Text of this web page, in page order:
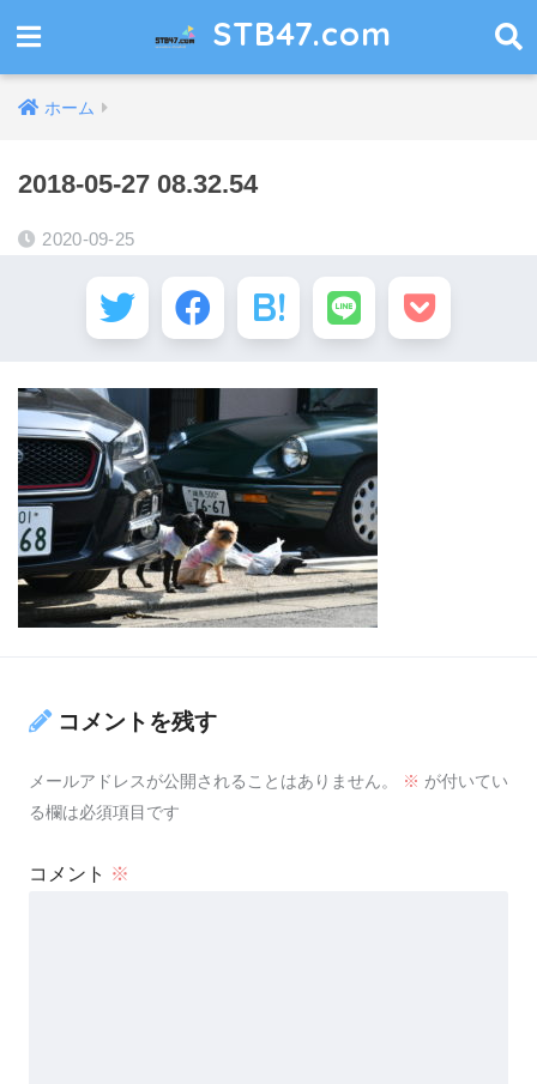
STB47.com
ホーム
2018-05-27 08.32.54
2020-09-25
コメントを残す
メールアドレスが公開されることはありません。 ※ が付いてい
る欄は必須項目です
コメント ※